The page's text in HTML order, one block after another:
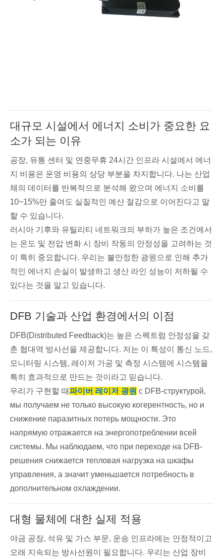
대규모 시설에서 에너지 소비가 중요한 요
소가 되는 이유
공장, 유통 센터 및 연중무휴 24시간 인프라 시설에서 에너
지 비용은 운영 비용의 상당 부분을 차지합니다. 나는 산업
체의 데이터를 반복적으로 분석해 왔으며 에너지 소비를
10~15%만 줄여도 실질적인 예산 절감으로 이어진다고 말
할 수 있습니다.
러시아 기후와 유틸리티 네트워크의 부하가 높은 조건에서
는 온도 및 전압 변화 시 장비 작동의 안정성을 고려하는 것
이 특히 중요합니다. 우리는 불안정한 광원으로 인해 추가
적인 에너지 손실이 발생하고 생산 라인 성능이 저하될 수
있다는 것을 알고 있습니다.
DFB 기술과 산업 환경에서의 이점
DFB(Distributed Feedback)는 높은 스펙트럼 안정성을 갖
춘 협대역 방사선을 제공합니다. 저는 이 특성이 통신 노드,
모니터링 시스템, 레이저 가공 및 측정 시스템에 시스템을
특히 효과적으로 만드는 것이라고 믿습니다.
우리가 구현할 때파이버 레이저 광원 с DFB-структурой,
мы получаем не только высокую когерентность, но и
снижение паразитных потерь мощности. Это
напрямую отражается на энергопотреблении всей
системы. Мы наблюдаем, что при переходе на DFB-
решения снижается тепловая нагрузка на шкафы
управления, а значит уменьшается потребность в
дополнительном охлаждении.
대형 물체에 대한 실제 적용
야금 공장, 석유 및 가스 부문, 운송 인프라에는 안정적이고
오래 지속되는 방사선원이 필요합니다. 우리는 산업 장비